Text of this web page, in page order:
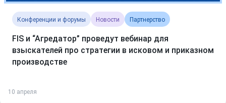
Конференции и форумы Новости Партнерство
FIS и “Агредатор” проведут вебинар для
взыскателей про стратегии в исковом и приказном
производстве
10 апреля